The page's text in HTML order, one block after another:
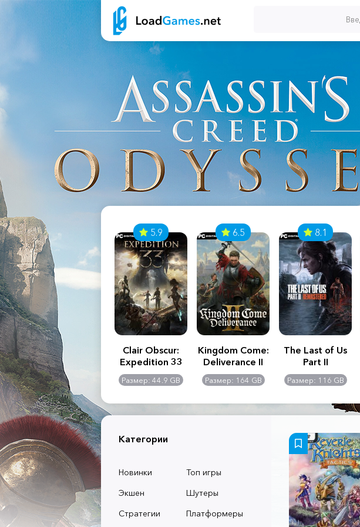
2:
-
GB
Assassin's Creed
Shadows
Размер: 117 GB
5.9
Clair Obscur:
Expedition 33
Размер: 44.9 GB
6.5
Kingdom Come:
Deliverance II
Размер: 164 GB
8.1
The Last of Us
Part II
Remastered
Размер: 116 GB
Категории
Новинки
Топ игры
Экшен
Шутеры
Стратегии
Платформеры